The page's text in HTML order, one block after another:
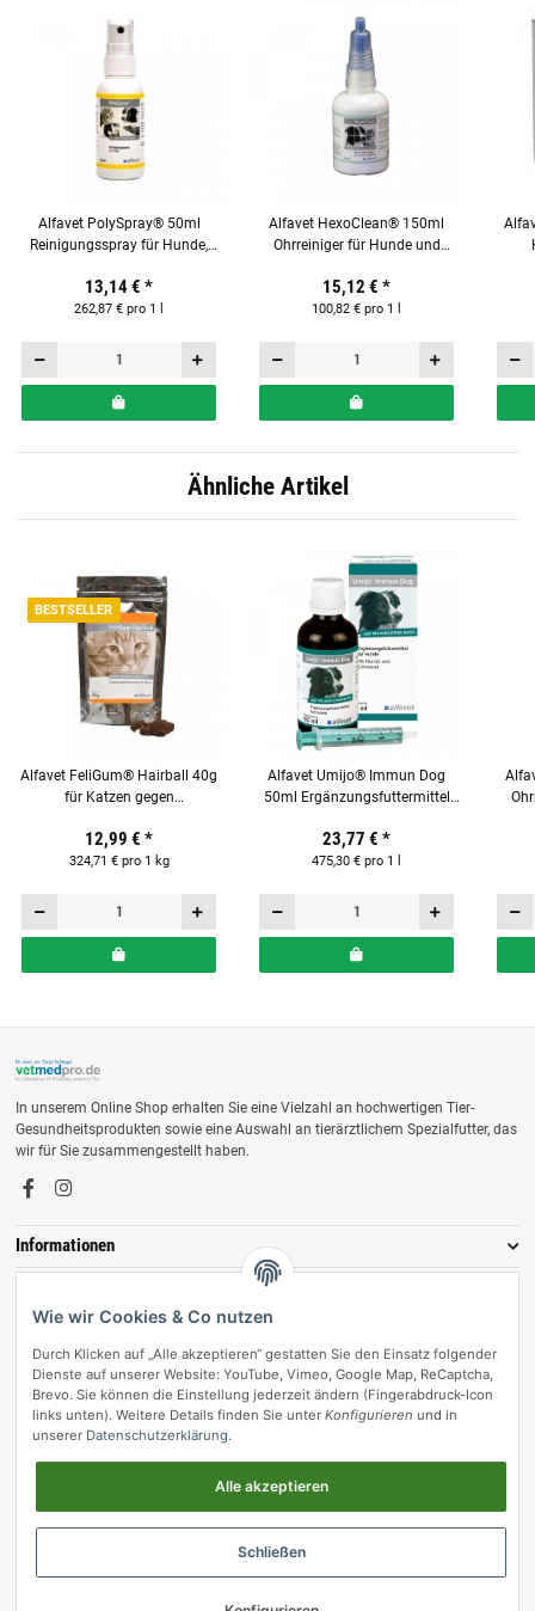
Alfavet PolySpray® 50ml
Reinigungsspray für Hunde,
13,14 € *
262,87 € pro 1 l
Alfavet HexoClean® 150ml
Ohrreiniger für Hunde und
15,12 € *
100,82 € pro 1 l
Ähnliche Artikel
BESTSELLER
Alfavet FeliGum® Hairball 40g
für Katzen gegen
12,99 € *
324,71 € pro 1 kg
Alfavet Umijo® Immun Dog
50ml Ergänzungsfuttermittel
23,77 € *
475,30 € pro 1 l
In unserem Online Shop erhalten Sie eine Vielzahl an hochwertigen Tier-
Gesundheitsprodukten sowie eine Auswahl an tierärztlichem Spezialfutter, das
wir für Sie zusammengestellt haben.
Informationen
Vertrag widerrufen
© vetmedpro.de• * Alle Preise inkl. gesetzlicher USt., zzgl.Versand.
Umsetzung durch Themeart• Powered by
Wie wir Cookies & Co nutzen
Durch Klicken auf „Alle akzeptieren“ gestatten Sie den Einsatz folgender
Dienste auf unserer Website: YouTube, Vimeo, Google Map, ReCaptcha,
Brevo. Sie können die Einstellung jederzeit ändern (Fingerabdruck-Icon
links unten). Weitere Details finden Sie unter Konfigurieren und in
unserer Datenschutzerklärung.
Alle akzeptieren
Schließen